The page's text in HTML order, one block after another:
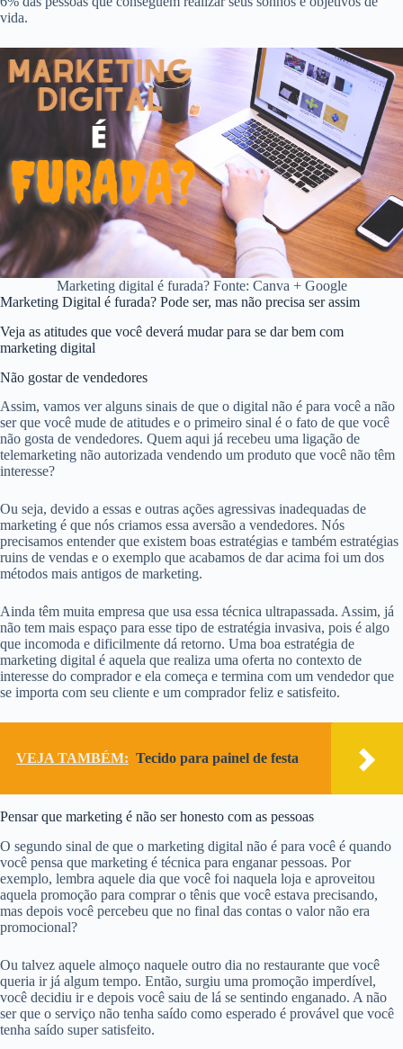
vida.
Marketing digital é furada? Fonte: Canva + Google
Marketing Digital é furada? Pode ser, mas não precisa ser assim
Veja as atitudes que você deverá mudar para se dar bem com
marketing digital
Não gostar de vendedores
Assim, vamos ver alguns sinais de que o digital não é para você a não
ser que você mude de atitudes e o primeiro sinal é o fato de que você
não gosta de vendedores. Quem aqui já recebeu uma ligação de
telemarketing não autorizada vendendo um produto que você não têm
interesse?
Ou seja, devido a essas e outras ações agressivas inadequadas de
marketing é que nós criamos essa aversão a vendedores. Nós
precisamos entender que existem boas estratégias e também estratégias
ruins de vendas e o exemplo que acabamos de dar acima foi um dos
métodos mais antigos de marketing.
Ainda têm muita empresa que usa essa técnica ultrapassada. Assim, já
não tem mais espaço para esse tipo de estratégia invasiva, pois é algo
que incomoda e dificilmente dá retorno. Uma boa estratégia de
marketing digital é aquela que realiza uma oferta no contexto de
interesse do comprador e ela começa e termina com um vendedor que
se importa com seu cliente e um comprador feliz e satisfeito.
VEJA TAMBÉM: Tecido para painel de festa
Pensar que marketing é não ser honesto com as pessoas
O segundo sinal de que o marketing digital não é para você é quando
você pensa que marketing é técnica para enganar pessoas. Por
exemplo, lembra aquele dia que você foi naquela loja e aproveitou
aquela promoção para comprar o tênis que você estava precisando,
mas depois você percebeu que no final das contas o valor não era
promocional?
Ou talvez aquele almoço naquele outro dia no restaurante que você
queria ir já algum tempo. Então, surgiu uma promoção imperdível,
você decidiu ir e depois você saiu de lá se sentindo enganado. A não
ser que o serviço não tenha saído como esperado é provável que você
tenha saído super satisfeito.